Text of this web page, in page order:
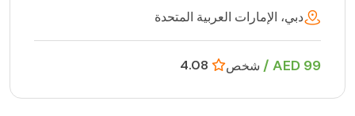
دبي، الإمارات العربية المتحدة
99 AED / شخص